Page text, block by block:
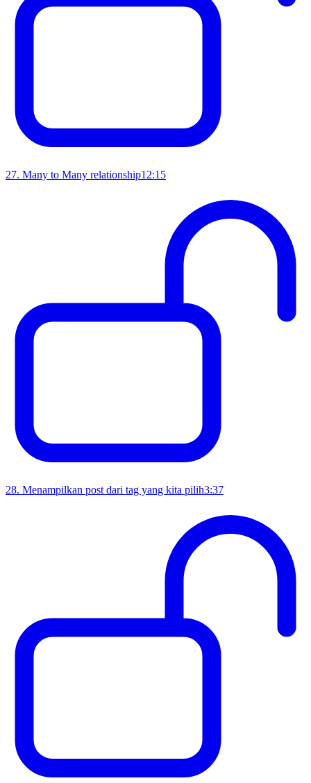
27. Many to Many relationship12:15
28. Menampilkan post dari tag yang kita pilih3:37